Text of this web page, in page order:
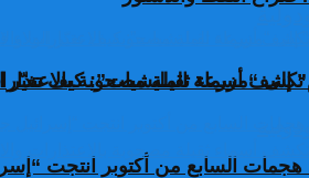
أسماء ثقيلة مصحوبة
السابع من أكتوبر انتجت
إلى “مزرعة المليشيات”: كيف تغيّر